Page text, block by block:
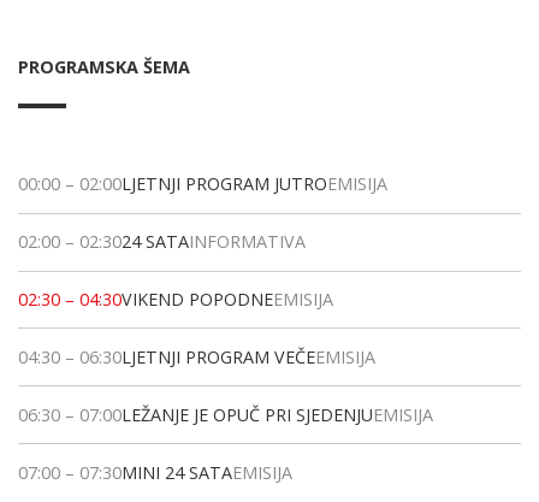
PROGRAMSKA ŠEMA
00:00 – 02:00LJETNJI PROGRAM JUTROEMISIJA
02:00 – 02:3024 SATAINFORMATIVA
02:30 – 04:30VIKEND POPODNEEMISIJA
04:30 – 06:30LJETNJI PROGRAM VEČEEMISIJA
06:30 – 07:00LEŽANJE JE OPUČ PRI SJEDENJUEMISIJA
07:00 – 07:30MINI 24 SATAEMISIJA